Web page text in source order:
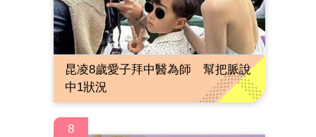
昆凌8歲愛子拜中醫為師 幫把脈說
中1狀況
8